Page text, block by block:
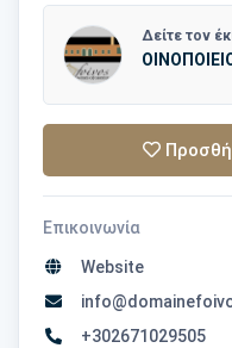
Δείτε τον
Επικοινωνία
Website
+302671029505